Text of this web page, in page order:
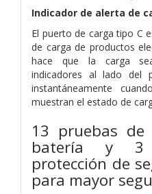
Indicador de alerta de
El puerto de carga tipo C
de carga de productos
hace que la carga
indicadores al lado del
instantáneamente
muestran el estado de
13 pruebas
batería y 3
protección de
para mayor